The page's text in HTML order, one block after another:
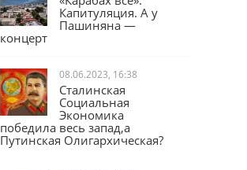
«Карабах всё».
Капитуляция. А у
Пашиняна —
концерт
08.06.2023, 16:38
Сталинская
Социальная
Экономика
победила весь запад,а
Путинская Олигархическая?